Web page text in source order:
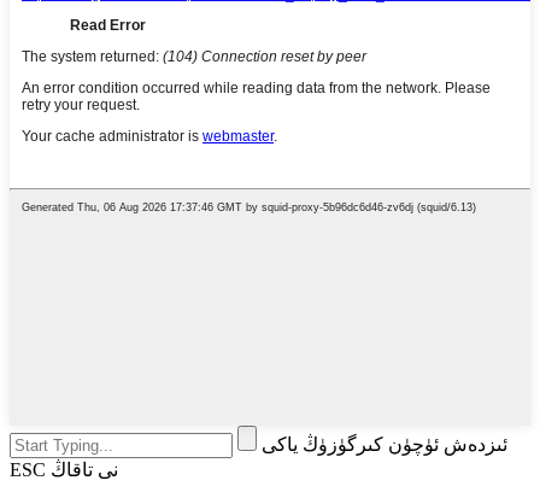
ئىزدەش ئۈچۈن كىرگۈزۈڭ ياكى
ESC نى تاقاڭ